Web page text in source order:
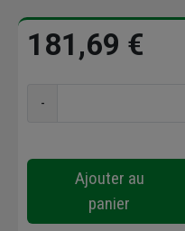
181,69 €
-
Ajouter au
panier